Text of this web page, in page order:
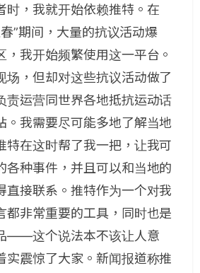
时，我就开始依赖推特。在
”期间，大量的抗议活动爆
，我开始频繁使用这一平台。
场，但却对这些抗议活动做了
责运营同世界各地抵抗运动话
。我需要尽可能多地了解当地
特在这时帮了我一把，让我可
各种事件，并且可以和当地的
直接联系。推特作为一个对我
都非常重要的工具，同时也是
——这个说法本不该让人意
实震惊了大家。新闻报道称推